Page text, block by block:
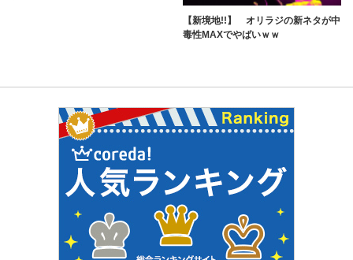
【新境地!!】 オリラジの新ネタが中
毒性MAXでやばいｗｗ